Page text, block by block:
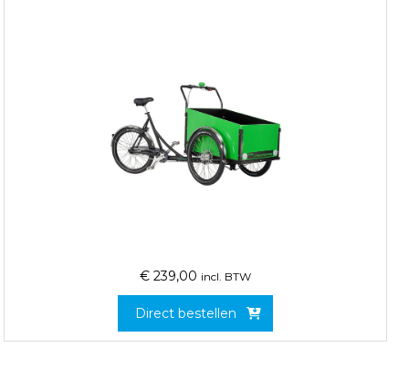
€ 239,00 incl. BTW
Direct bestellen